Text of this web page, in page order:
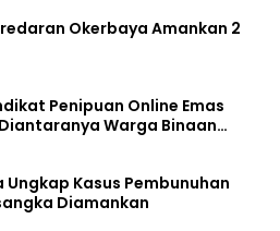
Okerbaya Amankan 2
Penipuan Online Emas
Warga Binaan
Kasus Pembunuhan
Diamankan